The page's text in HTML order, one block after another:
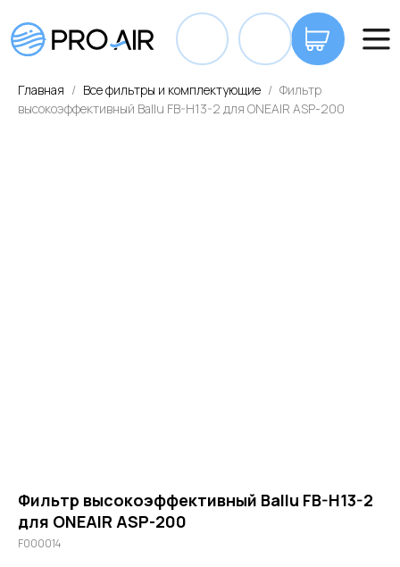
+7
Главная Все фильтры и комплектующие
Фильтр
высокоэффективный Ballu FB-H13-2 для ONEAIR ASP-200
Фильтр высокоэффективный Ballu FB-H13-2
для ONEAIR ASP-200
F000014